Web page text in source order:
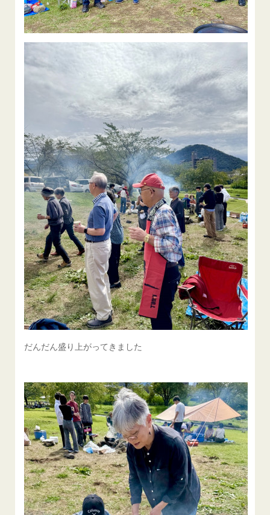
だんだん盛り上がってきました